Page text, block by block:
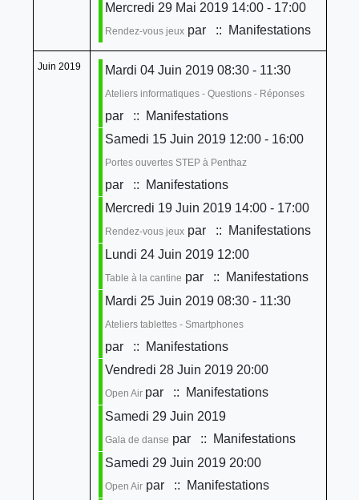
Mercredi 29 Mai 2019 14:00 - 17:00
Rendez-vous jeuxpar :: Manifestations
Juin 2019 Mardi 04 Juin 2019 08:30 - 11:30
Ateliers informatiques - Questions - Réponses
par
:: Manifestations
Samedi 15 Juin 2019 12:00 - 16:00
Portes ouvertes STEP à Penthaz
par
:: Manifestations
Mercredi 19 Juin 2019 14:00 - 17:00
Rendez-vous jeuxpar
:: Manifestations
Lundi 24 Juin 2019 12:00
Table à la cantine par
:: Manifestations
Mardi 25 Juin 2019 08:30 - 11:30
Ateliers tablettes - Smartphones
par
:: Manifestations
Vendredi 28 Juin 2019 20:00
Open Air par
:: Manifestations
Samedi 29 Juin 2019
Gala de danse par
:: Manifestations
Samedi 29 Juin 2019 20:00
Open Airpar :: Manifestations